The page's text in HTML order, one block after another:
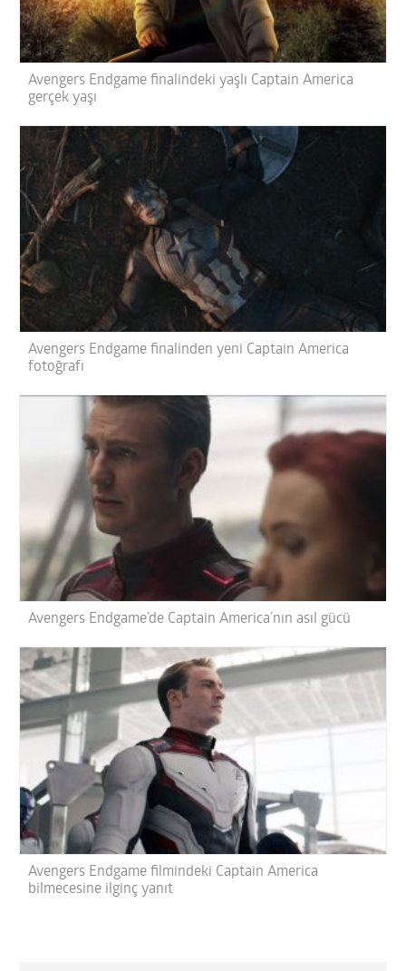
Avengers Endgame finalindeki yaşlı Captain America
gerçek yaşı
Avengers Endgame finalinden yeni Captain America
fotoğrafı
Avengers Endgame’de Captain America’nın asıl gücü
Avengers Endgame filmindeki Captain America
bilmecesine ilginç yanıt